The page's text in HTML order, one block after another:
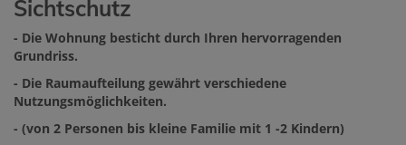
Sichtschutz
- Die Wohnung besticht durch Ihren hervorragenden
Grundriss.
- Die Raumaufteilung gewährt verschiedene
Nutzungsmöglichkeiten.
- (von 2 Personen bis kleine Familie mit 1 -2 Kindern)